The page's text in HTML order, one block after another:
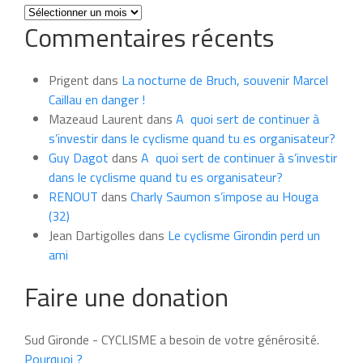
Toutes
les
news
mois
Commentaires récents
Prigent dans La nocturne de Bruch, souvenir Marcel
Caillau en danger !
Mazeaud Laurent dans A quoi sert de continuer à
s’investir dans le cyclisme quand tu es organisateur?
Guy Dagot dans A quoi sert de continuer à s’investir
dans le cyclisme quand tu es organisateur?
RENOUT dans Charly Saumon s’impose au Houga
(32)
Jean Dartigolles dans Le cyclisme Girondin perd un
ami
Faire une donation
Sud Gironde - CYCLISME a besoin de votre générosité.